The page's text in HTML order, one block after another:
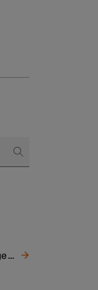
Sélection d'un mode d'éclairage principal